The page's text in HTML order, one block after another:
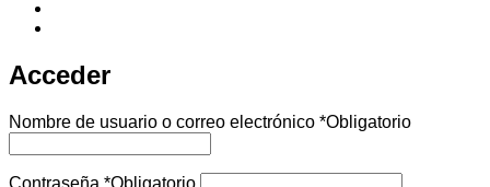
Acceder
Nombre de usuario o correo electrónico *Obligatorio